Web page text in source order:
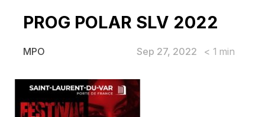
PROG POLAR SLV 2022
MPO Sep 27, 2022 < 1 min
PROG POLAR SLV 2022